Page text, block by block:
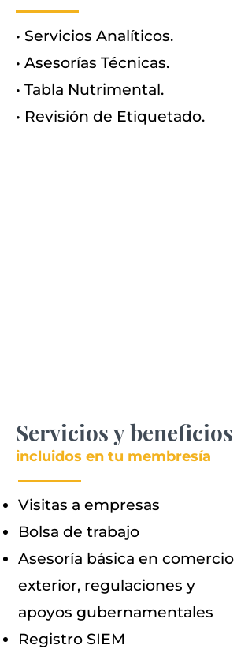
• Servicios Analíticos.
• Asesorías Técnicas.
• Tabla Nutrimental.
• Revisión de Etiquetado.
Servicios y beneficios
incluidos en tu membresía
Visitas a empresas
Bolsa de trabajo
Asesoría básica en comercio
exterior, regulaciones y
apoyos gubernamentales
Registro SIEM